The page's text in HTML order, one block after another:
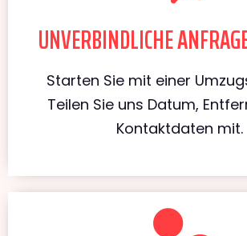
UNVERBINDLICHE
Starten Sie mit einer
Teilen Sie uns Datum,
Kontaktdaten mit.